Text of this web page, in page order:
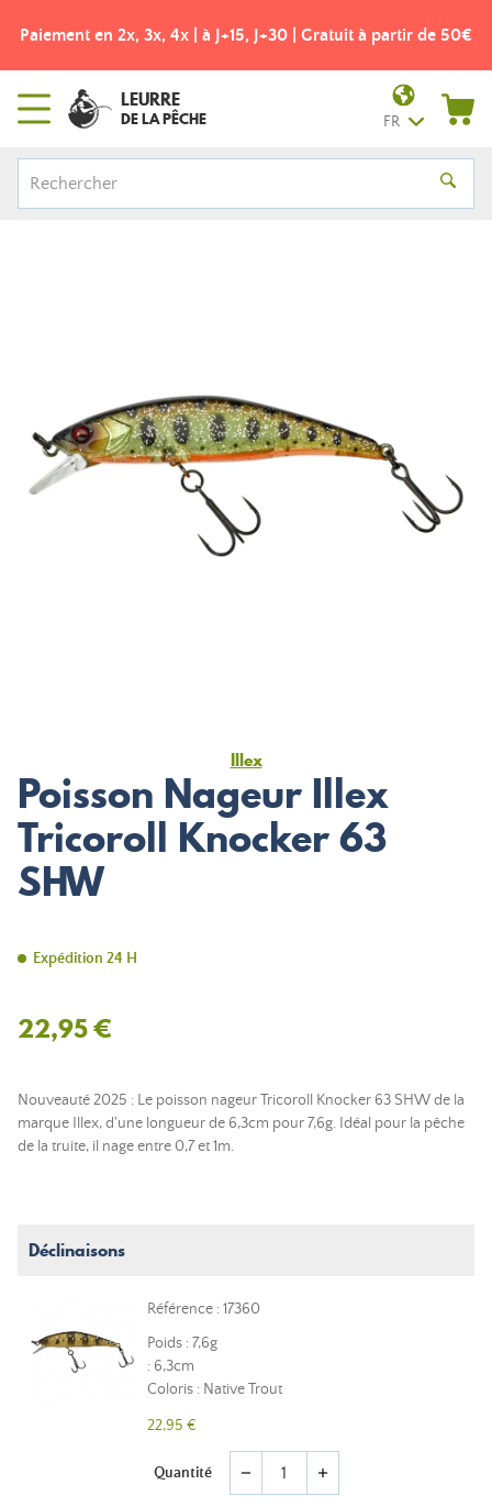
Paiement en 2x, 3x, 4x | à J+15, J+30 | Gratuit à partir de 50€
LEURRE
DE LA PÊCHE FR
Illex
Poisson Nageur Illex
Tricoroll Knocker 63
SHW
Expédition 24 H
22,95 €
Nouveauté 2025 : Le poisson nageur Tricoroll Knocker 63 SHW de la
marque Illex, d'une longueur de 6,3cm pour 7,6g. Idéal pour la pêche
de la truite, il nage entre 0,7 et 1m.
Déclinaisons
Référence : 17360
Poids : 7,6g
: 6,3cm
Coloris : Native Trout
22,95 €
Quantité remove add